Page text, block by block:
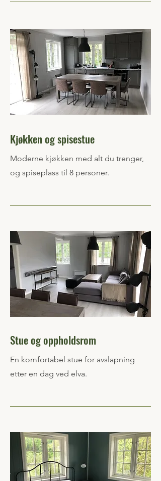
Kjøkken og spisestue
Moderne kjøkken med alt du trenger,
og spiseplass til 8 personer.
Stue og oppholdsrom
En komfortabel stue for avslapning
etter en dag ved elva.